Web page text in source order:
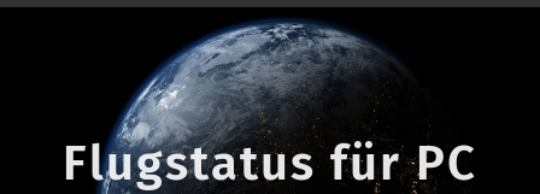
Flugstatus für PC